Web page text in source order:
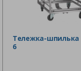
Тележка-шпилька
6